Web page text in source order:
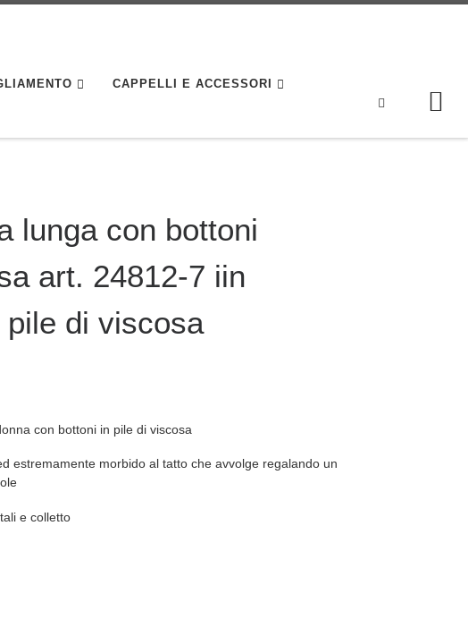
CAPPELLI E ACCESSORI
lunga con bottoni
art. 24812-7 iin
pile di viscosa
con bottoni in pile di viscosa
estremamente morbido al tatto che avvolge regalando un
e colletto